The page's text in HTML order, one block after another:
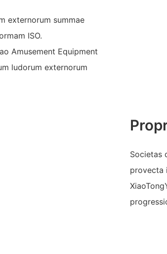
externorum summae
ISO.
Amusement Equipment
ludorum externorum
Societas
provecta